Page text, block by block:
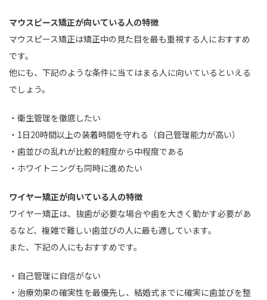
マウスピース矯正が向いている人の特徴
マウスピース矯正は矯正中の見た目を最も重視する人におすすめ
です。
他にも、下記のような条件に当てはまる人に向いているといえる
でしょう。
・衛生管理を徹底したい
・1日20時間以上の装着時間を守れる（自己管理能力が高い）
・歯並びの乱れが比較的軽度から中程度である
・ホワイトニングも同時に進めたい
ワイヤー矯正が向いている人の特徴
ワイヤー矯正は、抜歯が必要な場合や歯を大きく動かす必要があ
るなど、複雑で難しい歯並びの人に最も適しています。
また、下記の人にもおすすめです。
・自己管理に自信がない
・治療効果の確実性を最優先し、結婚式までに確実に歯並びを整